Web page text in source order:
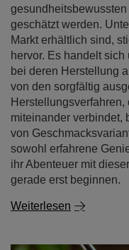
geschätzt werden.
Markt erhältlich sind,
hervor. Es handelt
bei deren Herstellung
von den sorgfältig
miteinander verbindet,
von
sowohl erfahrene
ihr Abenteuer mit
gerade erst beginnen.
Weiterlesen